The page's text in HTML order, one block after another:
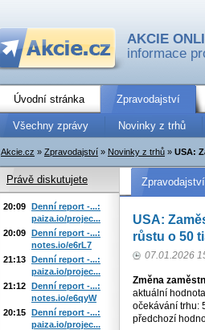
AKCIE
informace
Úvodní stránka Zpravodajství
Všechny zprávy Novinky z trhů
Akcie.cz » Zpravodajství » Novinky z trhů » USA:
Zpravodajství
USA:
růstu o 50
07.01.2026
Změna
aktuální
očekávání trhu:
předchozí
Právě diskutujete
20:09 Denní report -...:
paiza.io/projec...
20:09 Denní report -...:
notes.io/e6rL7
21:13 Denní report -...:
paiza.io/projec...
21:12 Denní report -...:
notes.io/e6qyW
20:15 Denní report -...:
paiza.io/projec...